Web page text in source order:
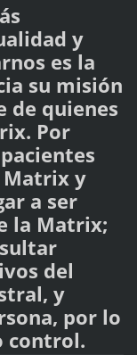
y
es la
su misión
de quienes
Por
Matrix y
a ser
la Matrix;
del
y
por lo
control.